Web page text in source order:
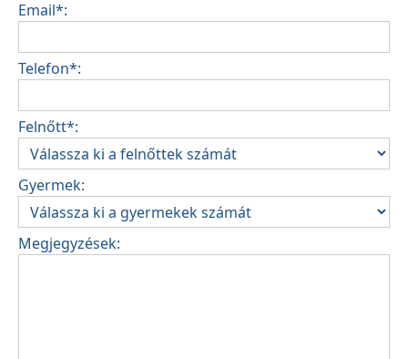
Email*:
Telefon*:
Felnőtt*:
Gyermek:
Megjegyzések: